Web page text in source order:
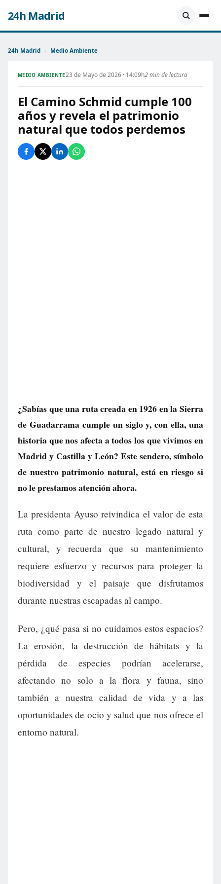
24h Madrid
24h Madrid › Medio Ambiente
MEDIO AMBIENTE23 de Mayo de 2026 · 14:09h2 min de lectura
El Camino Schmid cumple 100
años y revela el patrimonio
natural que todos perdemos
¿Sabías que una ruta creada en 1926 en la Sierra
de Guadarrama cumple un siglo y, con ella, una
historia que nos afecta a todos los que vivimos en
Madrid y Castilla y León? Este sendero, símbolo
de nuestro patrimonio natural, está en riesgo si
no le prestamos atención ahora.
La presidenta Ayuso reivindica el valor de esta
ruta como parte de nuestro legado natural y
cultural, y recuerda que su mantenimiento
requiere esfuerzo y recursos para proteger la
biodiversidad y el paisaje que disfrutamos
durante nuestras escapadas al campo.
Pero, ¿qué pasa si no cuidamos estos espacios?
La erosión, la destrucción de hábitats y la
pérdida de especies podrían acelerarse,
afectando no solo a la flora y fauna, sino
también a nuestra calidad de vida y a las
oportunidades de ocio y salud que nos ofrece el
entorno natural.